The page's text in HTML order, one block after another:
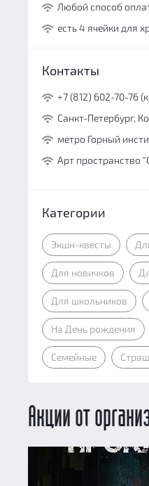
Любой способ
есть 4 ячейки для
Контакты
+7 (812) 602-70-76
Санкт-Петербург,
метро Горный
Арт пространство
Категории
Экшн-квесты
Для новичков
Для школьников
На День рождения
Семейные
Акции от